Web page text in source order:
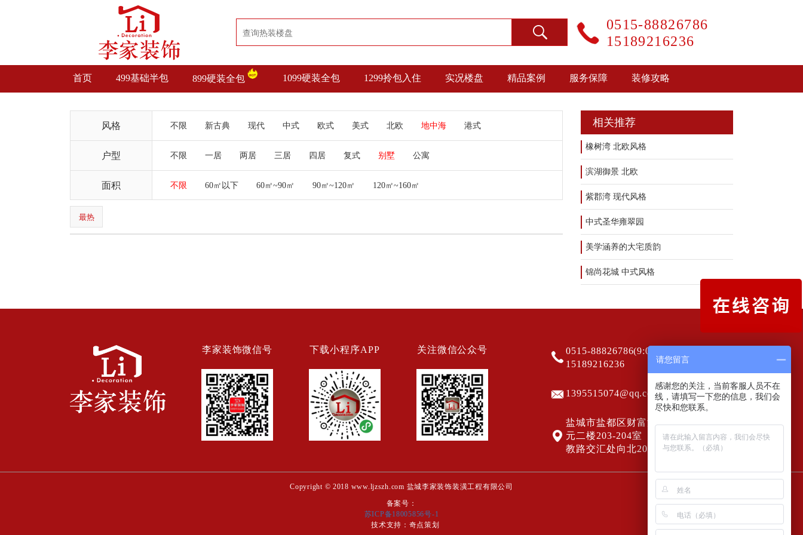
0515-88826786
15189216236
首页 499基础半包 899硬装全包 1099硬装全包 1299拎包入住 实况楼盘 精品案例 服务保障 装修攻略
风格 不限 新古典 现代 中式 欧式 美式 北欧 地中海 港式
户型 不限 一居 两居 三居 四居 复式 别墅 公寓
面积 不限 60㎡以下 60㎡~90㎡ 90㎡~120㎡ 120㎡~160㎡
最热
相关推荐
橡树湾 北欧风格
滨湖御景 北欧
紫郡湾 现代风格
中式圣华雍翠园
美学涵养的大宅质韵
锦尚花城 中式风格
李家装饰微信号 下载小程序APP 关注微信公众号
0515-88826786(9:00-20:00)
15189216236
1395515074@qq.com
盐城市盐都区财富港5号楼一单
元二楼203-204室（海洋路与科
教路交汇处向北200米路东）
Copyright © 2018 www.ljzszh.com 盐城李家装饰装潢工程有限公司
备案号：
苏ICP备18005856号-1
技术支持： 奇点策划
请您留言
感谢您的关注，当前客服人员不在
线，请填写一下您的信息，我们会
尽快和您联系。